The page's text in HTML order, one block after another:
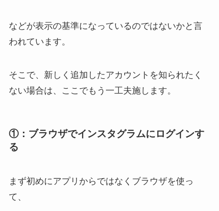
などが表示の基準になっているのではないかと言
われています。
そこで、新しく追加したアカウントを知られたく
ない場合は、ここでもう一工夫施します。
①：ブラウザでインスタグラムにログインす
る
まず初めにアプリからではなくブラウザを使っ
て、